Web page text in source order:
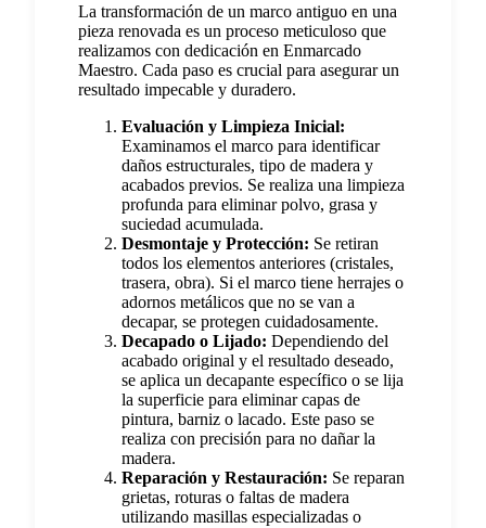
La transformación de un marco antiguo en una
pieza renovada es un proceso meticuloso que
realizamos con dedicación en Enmarcado
Maestro. Cada paso es crucial para asegurar un
resultado impecable y duradero.
Evaluación y Limpieza Inicial:
Examinamos el marco para identificar
daños estructurales, tipo de madera y
acabados previos. Se realiza una limpieza
profunda para eliminar polvo, grasa y
suciedad acumulada.
Desmontaje y Protección: Se retiran
todos los elementos anteriores (cristales,
trasera, obra). Si el marco tiene herrajes o
adornos metálicos que no se van a
decapar, se protegen cuidadosamente.
Decapado o Lijado: Dependiendo del
acabado original y el resultado deseado,
se aplica un decapante específico o se lija
la superficie para eliminar capas de
pintura, barniz o lacado. Este paso se
realiza con precisión para no dañar la
madera.
Reparación y Restauración: Se reparan
grietas, roturas o faltas de madera
utilizando masillas especializadas o